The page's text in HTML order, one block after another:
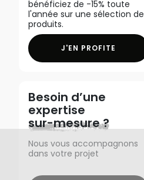
bénéficiez de -15% toute
l'année sur une sélection de
produits.
J'EN PROFITE
Besoin d’une
expertise
sur-mesure ?
Nous vous accompagnons
dans votre projet